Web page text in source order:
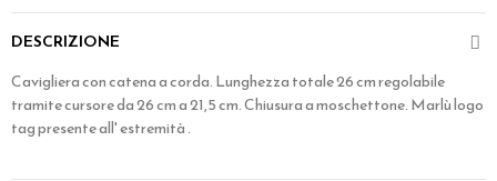
DESCRIZIONE
Cavigliera con catena a corda. Lunghezza totale 26 cm regolabile
tramite cursore da 26 cm a 21,5 cm. Chiusura a moschettone. Marlù logo
tag presente all' estremità .